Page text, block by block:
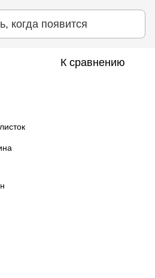
когда появится
К сравнению